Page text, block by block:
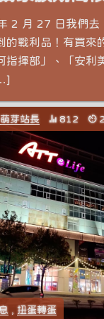
2 月 27 日我們去
的戰利品！有買來
指揮部」、「安利
萌芽站長 812
,扭蛋轉蛋